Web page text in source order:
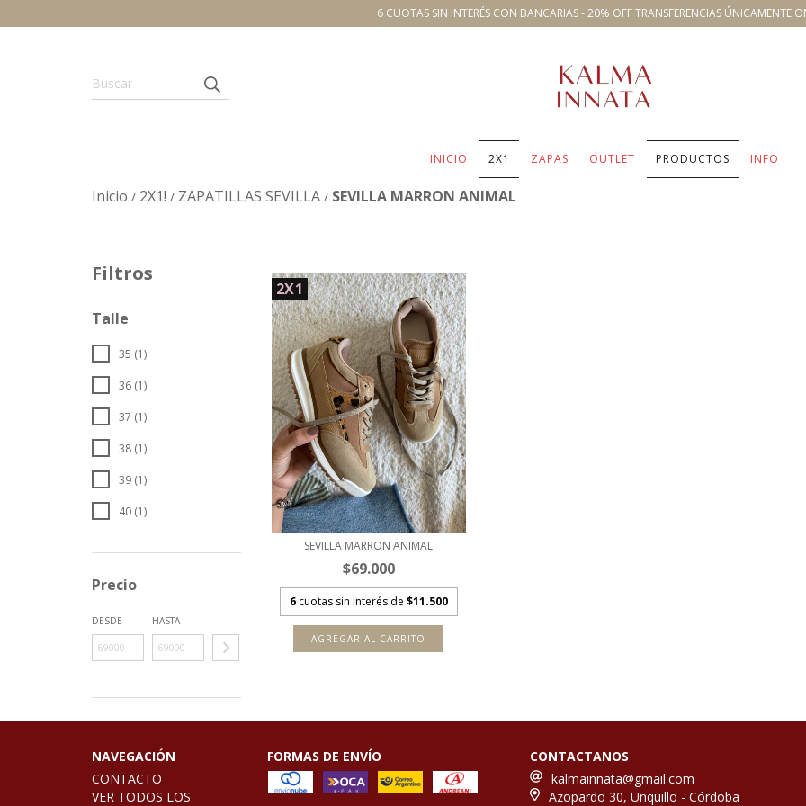
6 CUOTAS SIN INTERÉS CON BANCARIAS - 20% OFF TRANSFERENCIAS ÚNICAMENTE
INICIO 2X1 ZAPAS OUTLET PRODUCTOS INFO
Inicio / 2X1! / ZAPATILLAS SEVILLA / SEVILLA MARRON ANIMAL
Filtros
Talle
35 (1)
36 (1)
37 (1)
38 (1)
39 (1)
40 (1)
Precio
DESDE HASTA
2X1
SEVILLA MARRON ANIMAL
$69.000
6 cuotas sin interés de $11.500
AGREGAR AL CARRITO
NAVEGACIÓN
CONTACTO
VER TODOS LOS
FORMAS DE ENVÍO
CONTACTANOS
kalmainnata@gmail.com
Azopardo 30, Unquillo - Córdoba